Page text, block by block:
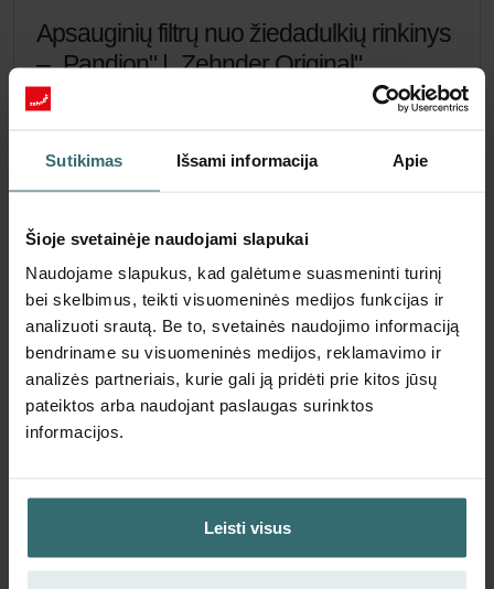
Sutikimas Išsami informacija Apie
Šioje svetainėje naudojami slapukai
Naudojame slapukus, kad galėtume suasmeninti turinį
bei skelbimus, teikti visuomeninės medijos funkcijas ir
analizuoti srautą. Be to, svetainės naudojimo informaciją
bendriname su visuomeninės medijos, reklamavimo ir
analizės partneriais, kurie gali ją pridėti prie kitos jūsų
pateiktos arba naudojant paslaugas surinktos
informacijos.
Leisti visus
Apsauginių filtrų nuo žiedadulkių rinkinys
– „Pandion" | „Zehnder Original"
Filtrų rinkinys, skirtas apsaugoti patalpų orą nuo dalelių,
(M5)
Katalogo numeris: 471010925
EUR
81.07
su PVM
be pristatymo mokesčių
Įdėti į krepšelį
Daugiau informacijos apie Pandion
puikiai tinka vidutinio dydžio individualiems namams,